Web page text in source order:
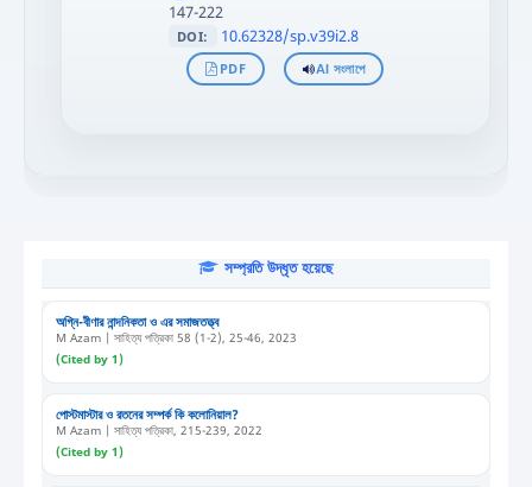
147-222
DOI: 10.62328/sp.v39i2.8
PDF AI সংলাপে
সম্প্রতি উদ্ধৃত হয়েছে
অগ্নি-বীণার নান্দনিকতা ও এর সমাজতত্ত্ব
M Azam | সাহিত্য পত্রিকা 58 (1-2), 25-46, 2023
(Cited by 1)
পোস্টমাস্টার ও রতনের সম্পর্ক কি কলোনিয়াল?
M Azam | সাহিত্য পত্রিকা, 215-239, 2022
(Cited by 1)